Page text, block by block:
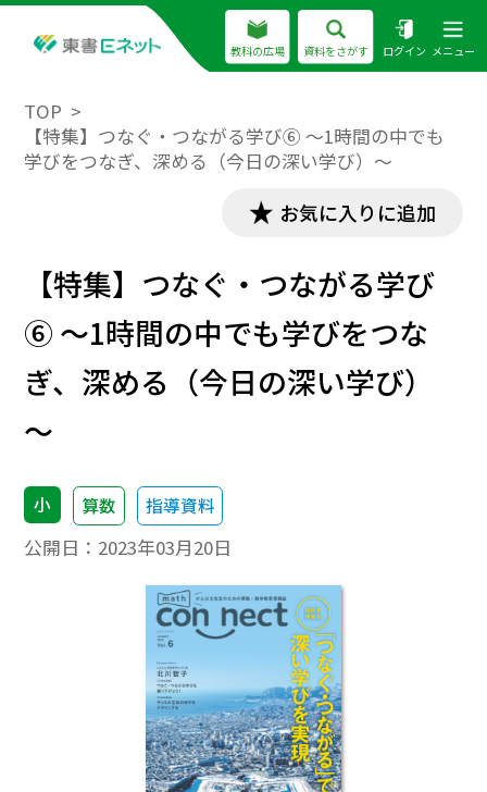
教科の広場 資料をさがす ログイン メニュー
TOP
【特集】つなぐ・つながる学び⑥ ～1時間の中でも
学びをつなぎ、深める（今日の深い学び）～
お気に入りに追加
【特集】つなぐ・つながる学び
⑥ ～1時間の中でも学びをつな
ぎ、深める（今日の深い学び）
～
小 算数 指導資料
公開日： 2023年03月20日